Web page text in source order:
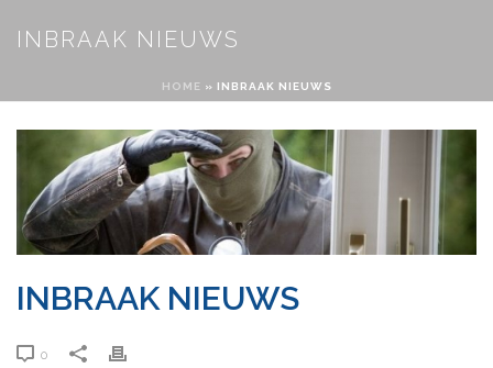
INBRAAK NIEUWS
HOME » INBRAAK NIEUWS
INBRAAK NIEUWS
0